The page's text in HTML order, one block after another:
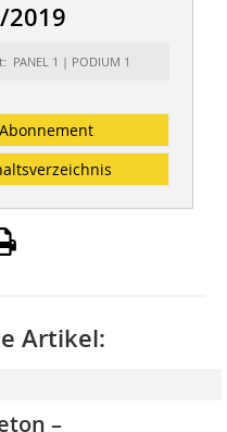
2019
PANEL 1 | PODIUM 1
Abonnement
Artikel:
–